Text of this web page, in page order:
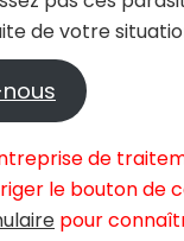
de votre
de
le bouton de
pour